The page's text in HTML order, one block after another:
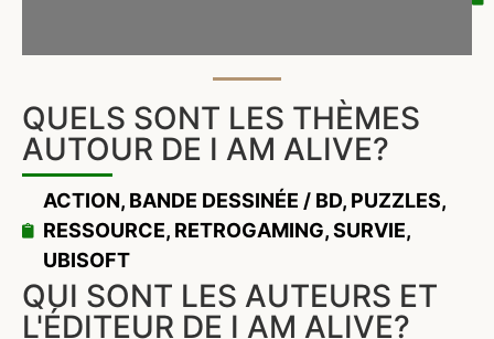
QUELS SONT LES THÈMES
AUTOUR DE I AM ALIVE?
ACTION, BANDE DESSINÉE / BD, PUZZLES,
RESSOURCE, RETROGAMING,SURVIE,
UBISOFT
QUI SONT LES AUTEURS ET
L'ÉDITEUR DE I AM ALIVE?